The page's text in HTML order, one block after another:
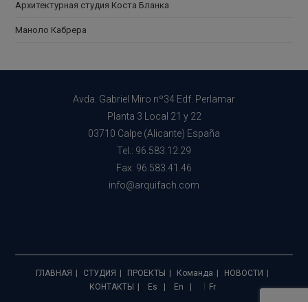
Архитектурная студия Коста Бланка
Маноло Кабрера
Avda. Gabriel Miro nº34 Edf. Perlamar
Planta 3 Local 21 y 22
03710 Calpe (Alicante) España
Tel.: 96.583.12.29
Fax: 96.583.41.46
info@arquifach.com
ГЛАВНАЯ СТУДИЯ ПРОЕКТЫ Команда
НОВОСТИ
КОНТАКТЫ
Es En Fr